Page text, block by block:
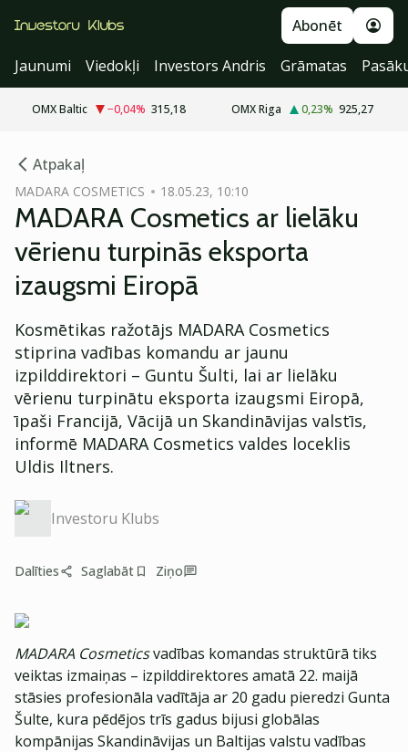
Abonēt
Jaunumi
Viedokļi Investors Andris Grāmatas
OMX Baltic −0,04% 315,18 OMX Riga 0,23% 925,27
Atpakaļ
MADARA COSMETICS 18.05.23, 10:10
MADARA Cosmetics ar lielāku
vērienu turpinās eksporta
izaugsmi Eiropā
Kosmētikas ražotājs MADARA Cosmetics
stiprina vadības komandu ar jaunu
izpilddirektori – Guntu Šulti, lai ar lielāku
vērienu turpinātu eksporta izaugsmi Eiropā,
īpaši Francijā, Vācijā un Skandināvijas valstīs,
informē MADARA Cosmetics valdes loceklis
Uldis Iltners.
Investoru Klubs
Dalīties Saglabāt Ziņo
MADARA Cosmeticsvadības komandas struktūrā tiks
veiktas izmaiņas – izpilddirektores amatā 22. maijā
stāsies profesionāla vadītāja ar 20 gadu pieredzi Gunta
Šulte, kura pēdējos trīs gadus bijusi globālas
kompānijas Skandināvijas un Baltijas valstu vadības